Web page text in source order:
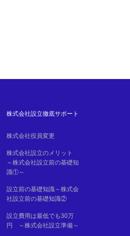
株式会社設立徹底サポート
株式会社役員変更
株式会社設立のメリット
～株式会社設立前の基礎知
識①～
設立前の基礎知識～株式会
社設立前の基礎知識②
設立費用は最低でも30万
円 ～株式会社設立準備～